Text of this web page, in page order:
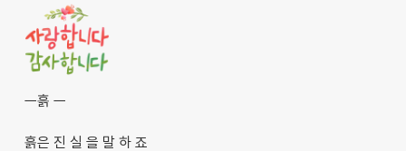
ㅡ흙 ㅡ
흙은 진 실 을 말 하 죠